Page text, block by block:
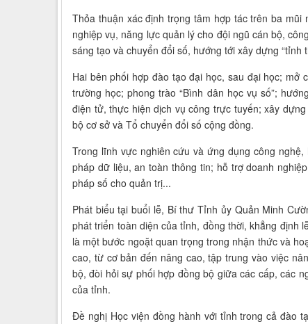
Thỏa thuận xác định trọng tâm hợp tác trên ba
nghiệp vụ, năng lực quản lý cho đội ngũ cán bộ,
sáng tạo và chuyển đổi số, hướng tới xây dựng “tỉnh
Hai bên phối hợp đào tạo đại học, sau đại học; mở
trường học; phong trào “Bình dân học vụ số”;
điện tử, thực hiện dịch vụ công trực tuyến; xây
bộ cơ sở và Tổ chuyển đổi số cộng đồng.
Trong lĩnh vực nghiên cứu và ứng dụng công
pháp dữ liệu, an toàn thông tin; hỗ trợ doanh
pháp số cho quản trị...
Phát biểu tại buổi lễ, Bí thư Tỉnh ủy Quản Minh
phát triển toàn diện của tỉnh, đồng thời, khẳng định
là một bước ngoặt quan trọng trong nhận thức và
cao, từ cơ bản đến nâng cao, tập trung vào việc
bộ, đòi hỏi sự phối hợp đồng bộ giữa các cấp, các
của tỉnh.
Đề nghị Học viện đồng hành với tỉnh trong cả đào